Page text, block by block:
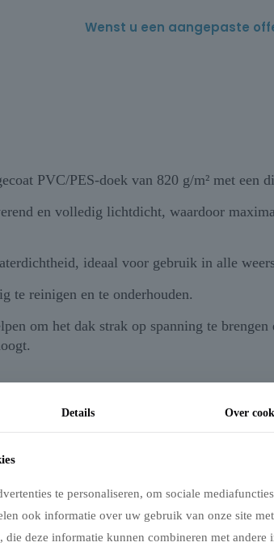
Wenst u een aangepaste
PVC/PES-doek van 820 g/m² met een
en volledig lichtdicht, waardoor
ideaal voor gebruik in alle
te reinigen en te onderhouden.
om het dak strak op spanning te
Details Over
te personaliseren, om sociale
ook informatie over uw gebruik van onze site
die deze informatie kunnen combineren met andere